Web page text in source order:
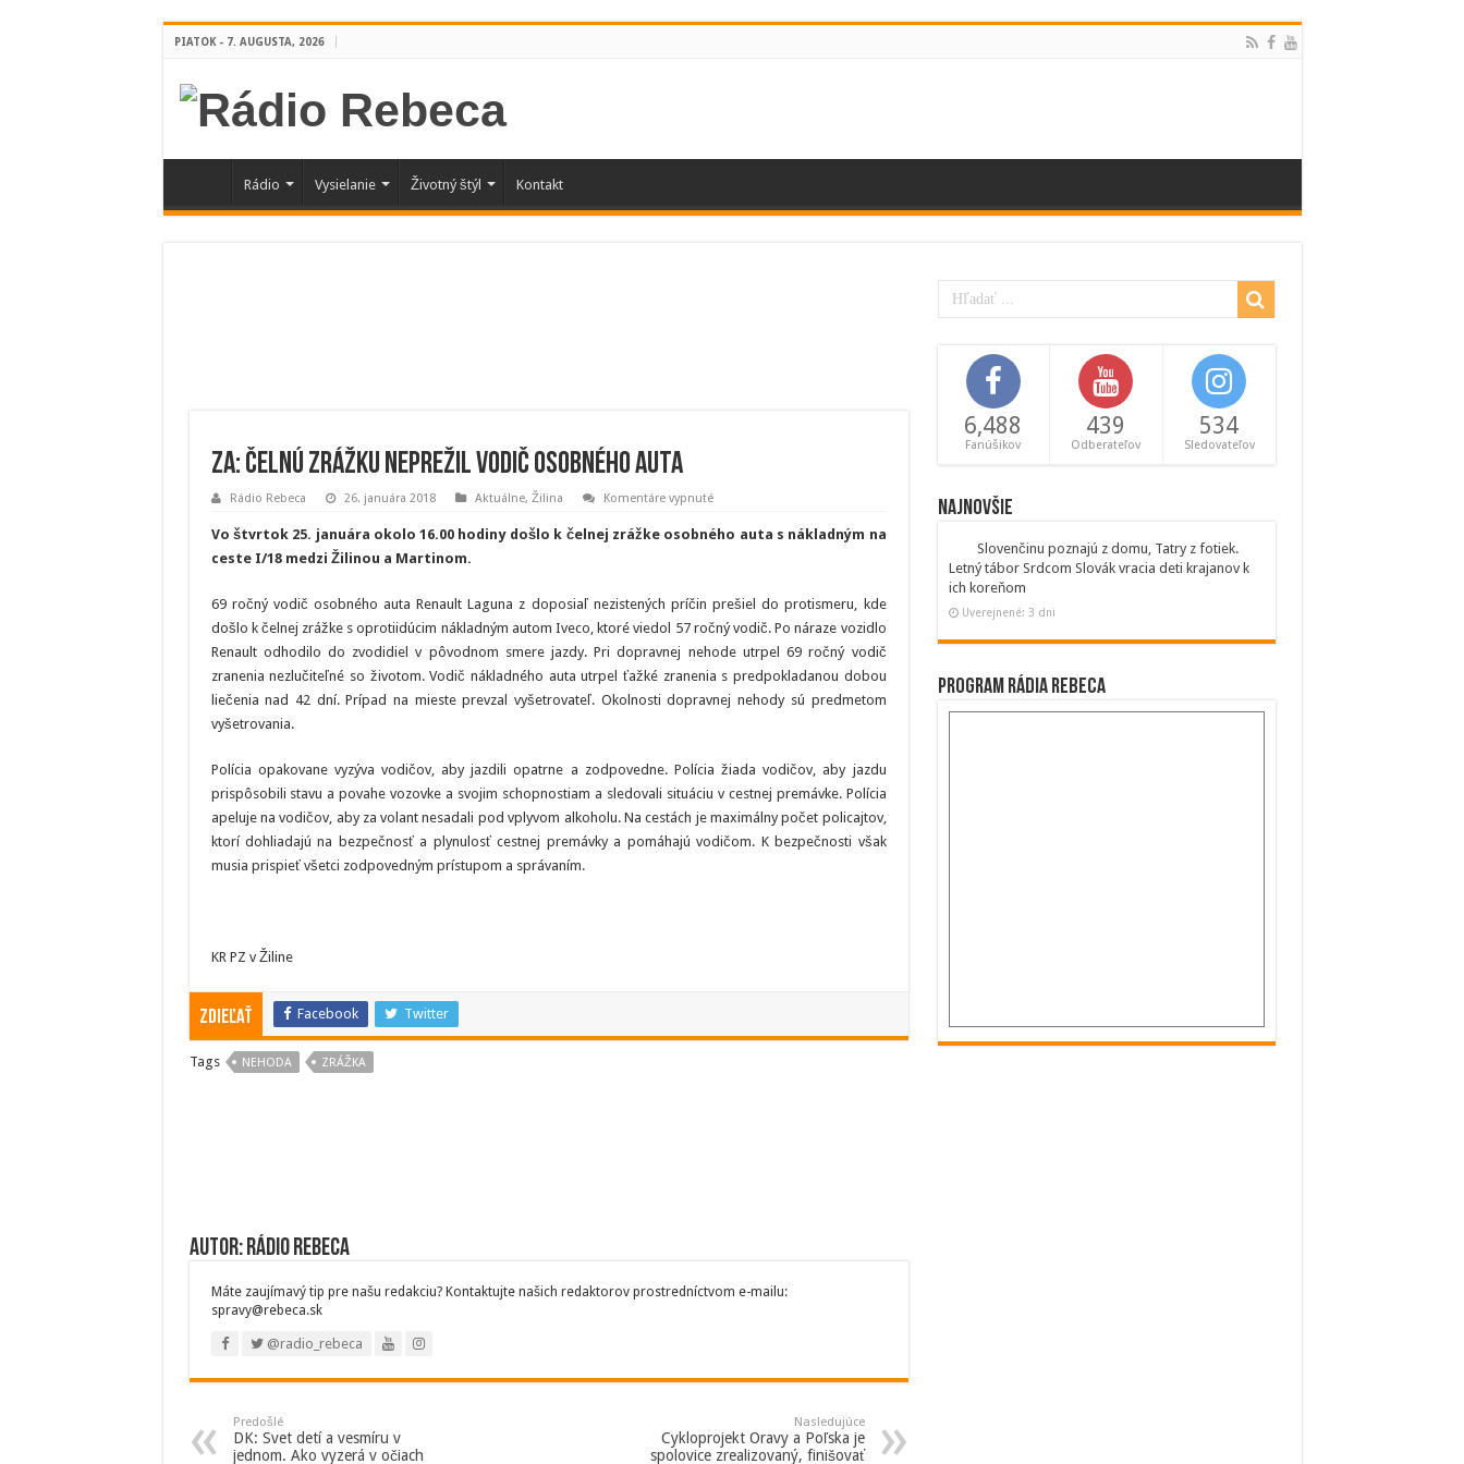
PIATOK - 7. AUGUSTA, 2026
Rádio Vysielanie Životný štýl Kontakt
ZA: Čelnú zrážku neprežil vodič osobného auta
Rádio Rebeca 26. januára 2018 Aktuálne, Žilina Komentáre vypnuténa
Čelnú
zrážku
auta
Vo štvrtok 25. januára okolo 16.00 hodiny došlo k čelnej zrážke osobného auta s nákladným na
ceste I/18 medzi Žilinou a Martinom.
69 ročný vodič osobného auta Renault Laguna z doposiaľ nezistených príčin prešiel do protismeru, kde
došlo k čelnej zrážke s oprotiidúcim nákladným autom Iveco, ktoré viedol 57 ročný vodič. Po náraze vozidlo
Renault odhodilo do zvodidiel v pôvodnom smere jazdy. Pri dopravnej nehode utrpel 69 ročný vodič
zranenia nezlučiteľné so životom. Vodič nákladného auta utrpel ťažké zranenia s predpokladanou dobou
liečenia nad 42 dní. Prípad na mieste prevzal vyšetrovateľ. Okolnosti dopravnej nehody sú predmetom
vyšetrovania.
Polícia opakovane vyzýva vodičov, aby jazdili opatrne a zodpovedne. Polícia žiada vodičov, aby jazdu
prispôsobili stavu a povahe vozovke a svojim schopnostiam a sledovali situáciu v cestnej premávke. Polícia
apeluje na vodičov, aby za volant nesadali pod vplyvom alkoholu. Na cestách je maximálny počet policajtov,
ktorí dohliadajú na bezpečnosť a plynulosť cestnej premávky a pomáhajú vodičom. K bezpečnosti však
musia prispieť všetci zodpovedným prístupom a správaním.
KR PZ v Žiline
Zdieľať Facebook Twitter
Tags NEHODA ZRÁŽKA
Autor: Rádio Rebeca
Máte zaujímavý tip pre našu redakciu? Kontaktujte našich redaktorov prostredníctvom e-mailu:
spravy@rebeca.sk
@radio_rebeca
Predošlé
DK: Svet detí a vesmíru v
jednom. Ako vyzerá v očiach
Nasledujúce
Cykloprojekt Oravy a Poľska je
spolovice zrealizovaný, finišovať
6,488
Fanúšikov
439
Odberateľov
534
Sledovateľov
Najnovšie
Slovenčinu poznajú z domu, Tatry z fotiek.
Letný tábor Srdcom Slovák vracia deti krajanov k
ich koreňom
Uverejnené: 3 dni
Program Rádia Rebeca